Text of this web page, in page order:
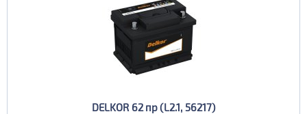
DELKOR 62 пр (L2.1, 56217)